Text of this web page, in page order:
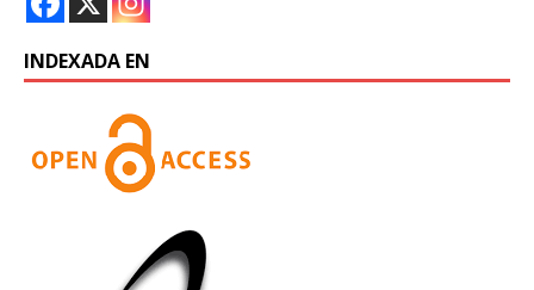
INDEXADA EN